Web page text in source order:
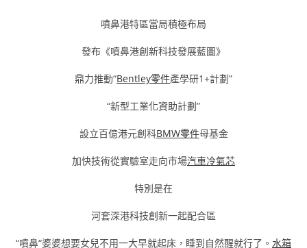
噴鼻港特區當局積極布局
發布《噴鼻港創新科技發展藍圖》
鼎力推動“Bentley零件產學研1+計劃”
“新型工業化資助計劃”
設立百億港元創科BMW零件母基金
加快技術從實驗室走向市場汽車冷氣芯
特別是在
河套深港科技創新一起配合區
“噴鼻“婆婆想要女兒不用一大早就起床，睡到自然醒就行了。 水箱